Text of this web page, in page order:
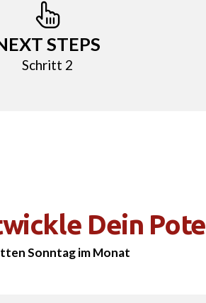
STEPS
Schritt 2
Dein
Sonntag im Monat